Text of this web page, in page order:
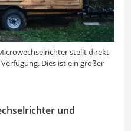
stellt direkt
Dies ist ein großer
und